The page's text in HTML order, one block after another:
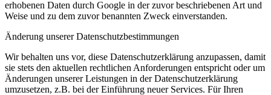
erhobenen Daten durch Google in der zuvor beschriebenen Art und
Weise und zu dem zuvor benannten Zweck einverstanden.
Änderung unserer Datenschutzbestimmungen
Wir behalten uns vor, diese Datenschutzerklärung anzupassen, damit
sie stets den aktuellen rechtlichen Anforderungen entspricht oder um
Änderungen unserer Leistungen in der Datenschutzerklärung
umzusetzen, z.B. bei der Einführung neuer Services. Für Ihren